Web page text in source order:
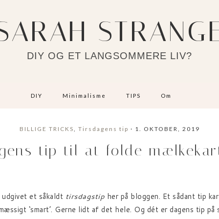
DIY OG ET LANGSOMMERE LIV?
DIY Minimalisme TIPS Om
BILLIGE TRICKS, Tirsdagens tip · 1. OKTOBER, 2019
tip til at folde
et såkaldt tirsdagstip her på bloggen. Et sådant tip
‘smart’. Gerne lidt af det hele. Og dét er dagens tip